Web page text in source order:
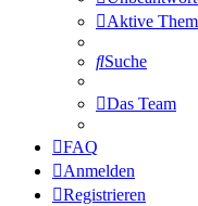
Aktive
Suche
Das Team
FAQ
Anmelden
Registrieren